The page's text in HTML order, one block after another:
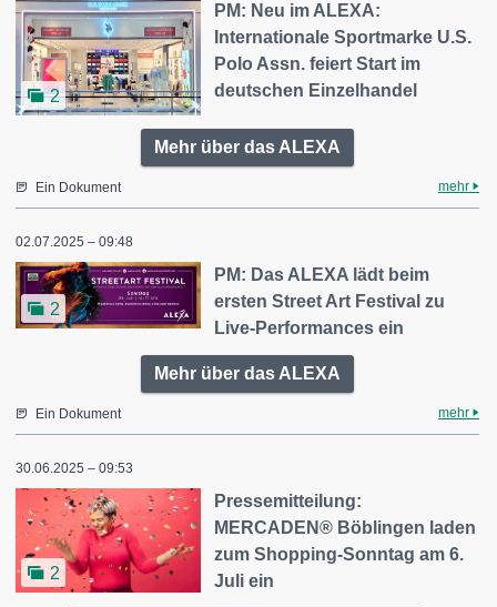
2
PM: Neu im ALEXA:
Internationale Sportmarke U.S.
Polo Assn. feiert Start im
deutschen Einzelhandel
Mehr über das ALEXA
Ein Dokument mehr
02.07.2025 – 09:48
2
PM: Das ALEXA lädt beim
ersten Street Art Festival zu
Live-Performances ein
Mehr über das ALEXA
Ein Dokument mehr
30.06.2025 – 09:53
2
Pressemitteilung:
MERCADEN® Böblingen laden
zum Shopping-Sonntag am 6.
Juli ein